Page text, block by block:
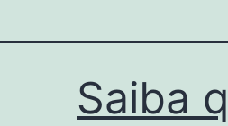
Saiba